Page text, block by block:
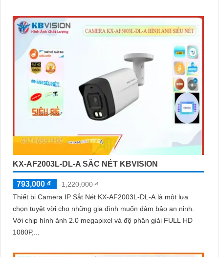
KX-AF2003L-DL-A SẮC NÉT KBVISION
793,000 ₫
1,220,000 ₫
Thiết bị Camera IP Sắt Nét KX-AF2003L-DL-A là một lựa
chọn tuyệt vời cho những gia đình muốn đảm bảo an ninh.
Với chip hình ảnh 2.0 megapixel và độ phân giải FULL HD
1080P,...